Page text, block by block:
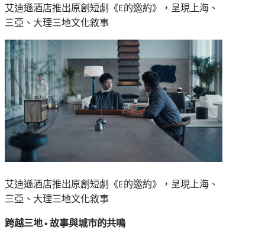
艾迪遜酒店推出原創短劇《E的邀約》，呈現上海、
三亞、大理三地文化敘事
艾迪遜酒店推出原創短劇《E的邀約》，呈現上海、
三亞、大理三地文化敘事
跨越三地•故事與城市的共鳴